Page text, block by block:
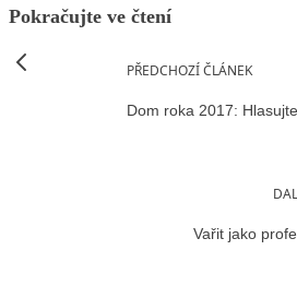
Pokračujte ve čtení
PŘEDCHOZÍ ČLÁNEK
Dom roka 2017:
Vařit jako